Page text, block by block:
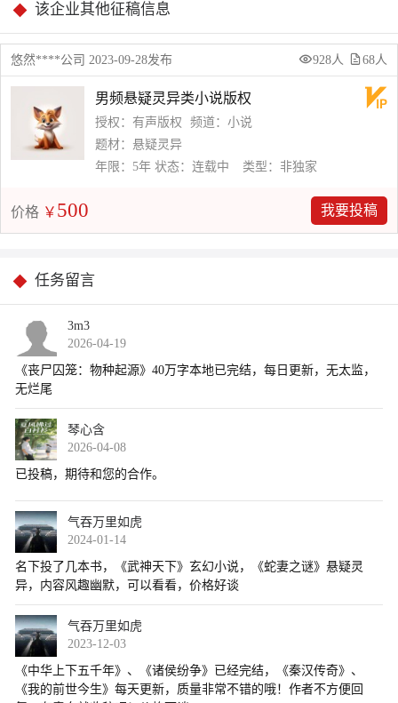
该企业其他征稿信息
悠然****公司 2023-09-28发布 928人 68人
男频悬疑灵异类小说版权
授权：有声版权
频道：小说
题材：悬疑灵异
年限：5年 状态：连载中 类型：非独家
价格 ￥ 500 我要投稿
任务留言
3m3
2026-04-19
琴心含
2026-04-08
气吞万里如虎
2024-01-14
气吞万里如虎
2023-12-03